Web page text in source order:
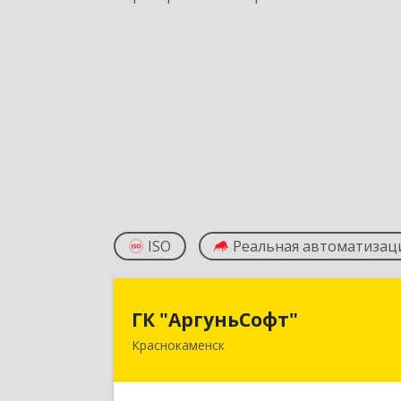
ISO Реальная
ГК "АргуньСофт"
Краснокаменск
ГК "АргуньСофт"
674673, Забайкальский край,